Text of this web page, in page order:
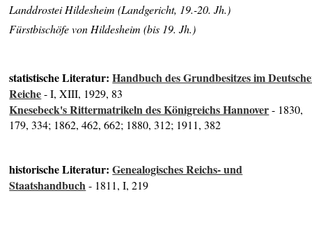
Landdrostei Hildesheim (Landgericht, 19.-20. Jh.)
Fürstbischöfe von Hildesheim (bis 19. Jh.)
statistische Literatur:Handbuch des Grundbesitzes im
Reiche- I, XIII, 1929, 83
Knesebeck's Rittermatrikeln des Königreichs Hannover- 1830,
179, 334; 1862, 462, 662; 1880, 312; 1911, 382
historische Literatur:Genealogisches Reichs- und
Staatshandbuch- 1811, I, 219